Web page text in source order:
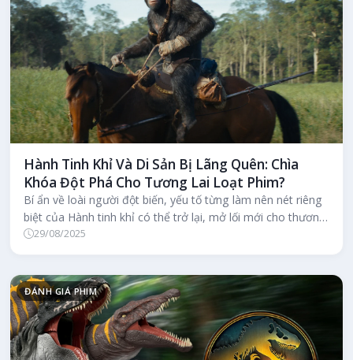
Hành Tinh Khỉ Và Di Sản Bị Lãng Quên: Chìa
Khóa Đột Phá Cho Tương Lai Loạt Phim?
Bí ẩn về loài người đột biến, yếu tố từng làm nên nét riêng
biệt của Hành tinh khỉ có thể trở lại, mở lối mới cho thương
hiệu và...
29/08/2025
ĐÁNH GIÁ PHIM